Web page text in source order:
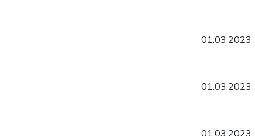
01.03.2023
01.03.2023
01.03.2023